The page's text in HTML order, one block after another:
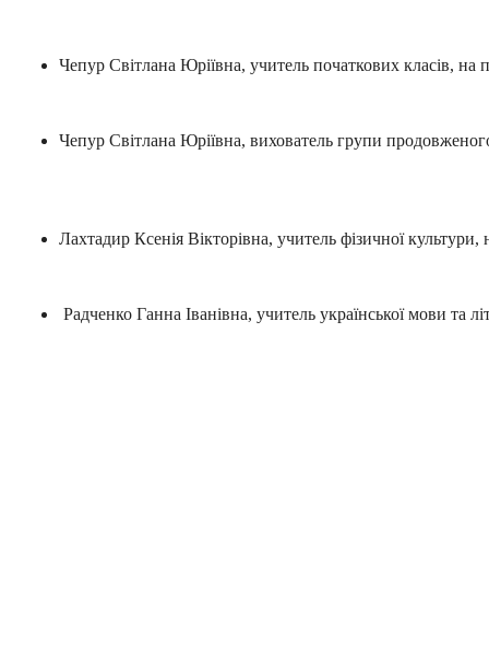
Чепур Світлана Юріївна, учитель початкових класів, на
Чепур Світлана Юріївна, вихователь групи
Лахтадир Ксенія Вікторівна, учитель фізичної культури,
Радченко Ганна Іванівна, учитель української мови та